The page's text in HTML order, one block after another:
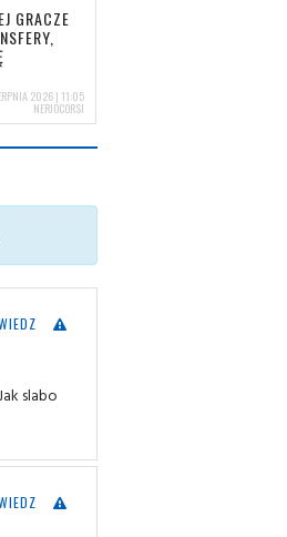
GRACZE
2026 | 11:05
NERIOCORSI
slabo